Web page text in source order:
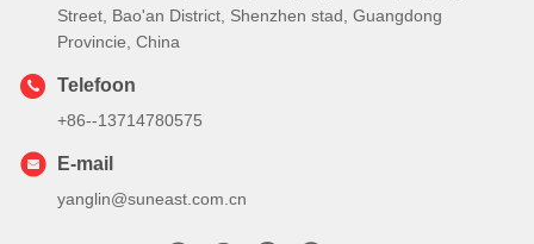
Street, Bao'an District, Shenzhen stad, Guangdong
Provincie, China
Telefoon
+86--13714780575
E-mail
yanglin@suneast.com.cn